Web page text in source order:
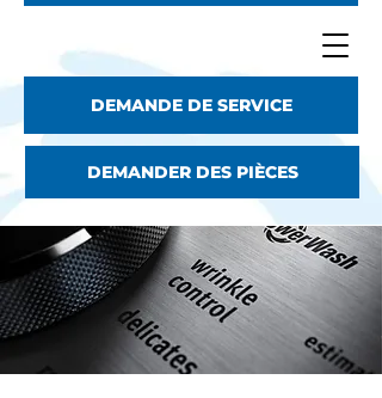
DEMANDE DE SERVICE
DEMANDER DES PIÈCES